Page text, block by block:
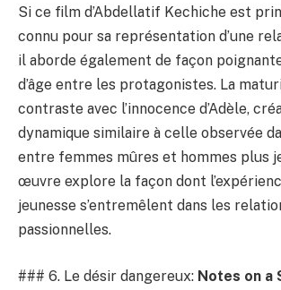
Si ce film d’Abdellatif Kechiche est
connu pour sa représentation d’une
il aborde également de façon
d’âge entre les protagonistes. La
contraste avec l’innocence d’Adèle,
dynamique similaire à celle observée
entre femmes mûres et hommes plus
œuvre explore la façon dont
jeunesse s’entremêlent dans les
passionnelles.
### 6. Le désir dangereux: Notes on a